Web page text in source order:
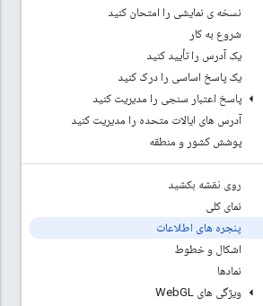
نسخه ی نمایشی را امتحان کنید
شروع به کار
یک آدرس را تأیید کنید
یک پاسخ اساسی را درک کنید
پاسخ اعتبار سنجی را مدیریت کنید
آدرس های ایالات متحده را مدیریت کنید
پوشش کشور و منطقه
روی نقشه بکشید
نمای کلی
پنجره های اطلاعات
اشکال و خطوط
نمادها
ویژگی های Web GL